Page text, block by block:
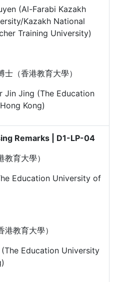
(Al-Farabi Kazakh
Kazakh National
Training University)
士（香港教育大學）
Jin Jing (The Education
Kong)
Remarks | D1-LP-04
育大學）
Education University of
教育大學）
(The Education University